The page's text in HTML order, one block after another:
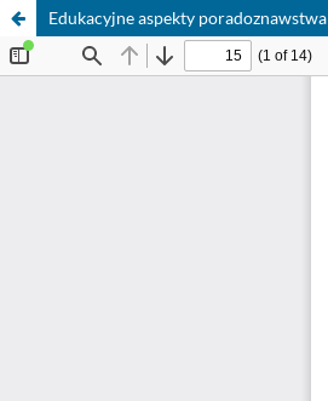
Edukacyjne aspekty poradoznawstwa